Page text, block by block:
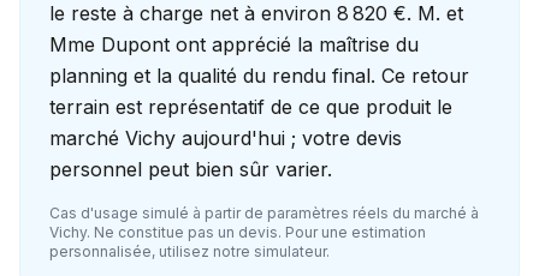
le reste à charge net à environ 8 820 €. M. et
Mme Dupont ont apprécié la maîtrise du
planning et la qualité du rendu final. Ce retour
terrain est représentatif de ce que produit le
marché Vichy aujourd'hui ; votre devis
personnel peut bien sûr varier.
Cas d'usage simulé à partir de paramètres réels du marché à
Vichy. Ne constitue pas un devis. Pour une estimation
personnalisée, utilisez notre simulateur.